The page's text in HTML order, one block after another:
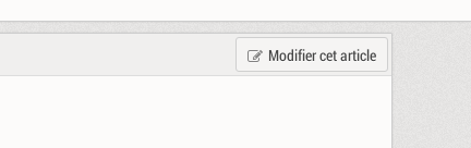
Modifier cet article